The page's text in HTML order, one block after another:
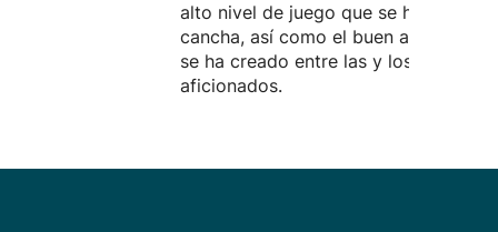
alto nivel de juego que se ha visto en
cancha, así como el buen ambiente
se ha creado entre las y los
aficionados.